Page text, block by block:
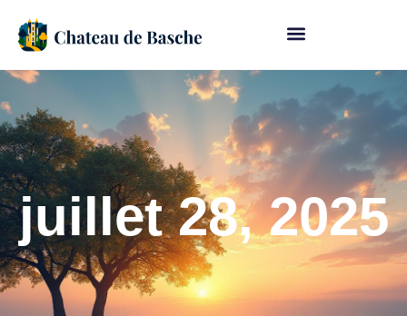
juillet 28, 2025